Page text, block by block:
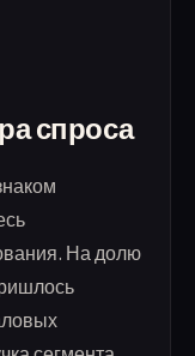
спроса
На долю